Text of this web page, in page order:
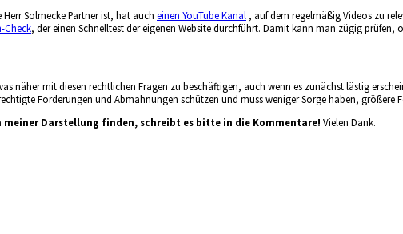
Solmecke Partner ist, hat auch einen YouTube Kanal , auf dem regelmäßig Videos zu
Check, der einen Schnelltest der eigenen Website durchführt. Damit kann man zügig
näher mit diesen rechtlichen Fragen zu beschäftigen, auch wenn es zunächst lästig
Forderungen und Abmahnungen schützen und muss weniger Sorge haben, größere
Darstellung finden, schreibt es bitte in die Kommentare! Vielen Dank.